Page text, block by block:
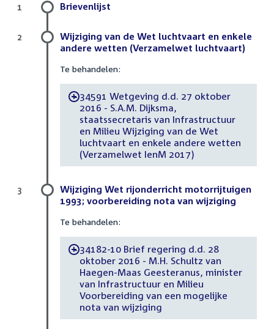
Brievenlijst
1
Wijziging van de Wet luchtvaart en enkele
andere wetten (Verzamelwet luchtvaart)
Te behandelen:
-34591 Wetgeving d.d. 27 oktober
2016 - S.A.M. Dijksma,
staatssecretaris van Infrastructuur
en Milieu Wijziging van de Wet
luchtvaart en enkele andere wetten
(Verzamelwet IenM 2017)
2
Wijziging Wet rijonderricht motorrijtuigen
1993; voorbereiding nota van wijziging
Te behandelen:
-34182-10 Brief regering d.d. 28
oktober 2016 - M.H. Schultz van
Haegen-Maas Geesteranus, minister
van Infrastructuur en Milieu
Voorbereiding van een mogelijke
nota van wijziging
3